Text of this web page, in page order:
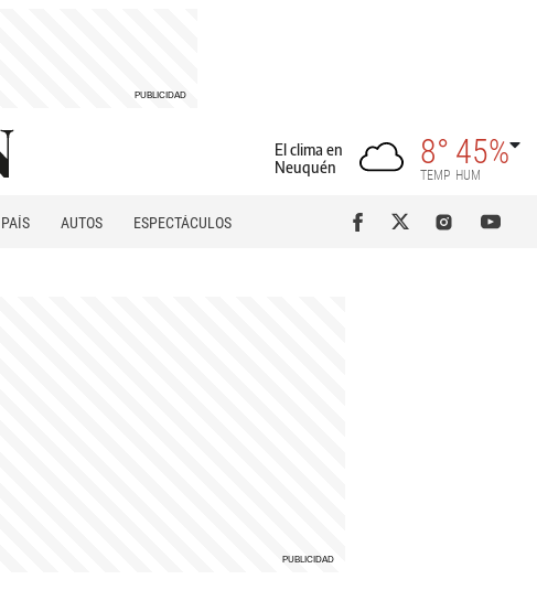
El clima en
Neuquén
8°
TEMP
45%
HUM
PAÍS AUTOS
ESPECTÁCULOS